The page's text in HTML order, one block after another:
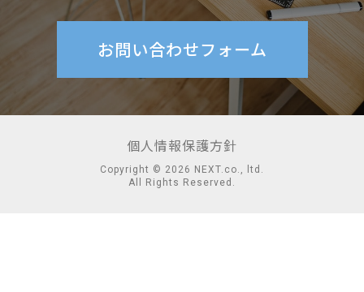
お問い合わせフォーム
Copyright © 2026 NEXT.co., ltd.
All Rights Reserved.
個人情報保護方針